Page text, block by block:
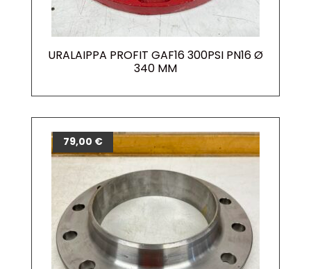
URALAIPPA PROFIT GAF16 300PSI PN16 Ø
340 MM
79,00 €